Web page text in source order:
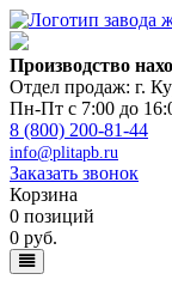
Производство
Отдел продаж: г.
Пн-Пт с 7:00 до
8 (800) 200-81-44
info@plitapb.ru
Заказать звонок
Корзина
0 позиций
0 руб.